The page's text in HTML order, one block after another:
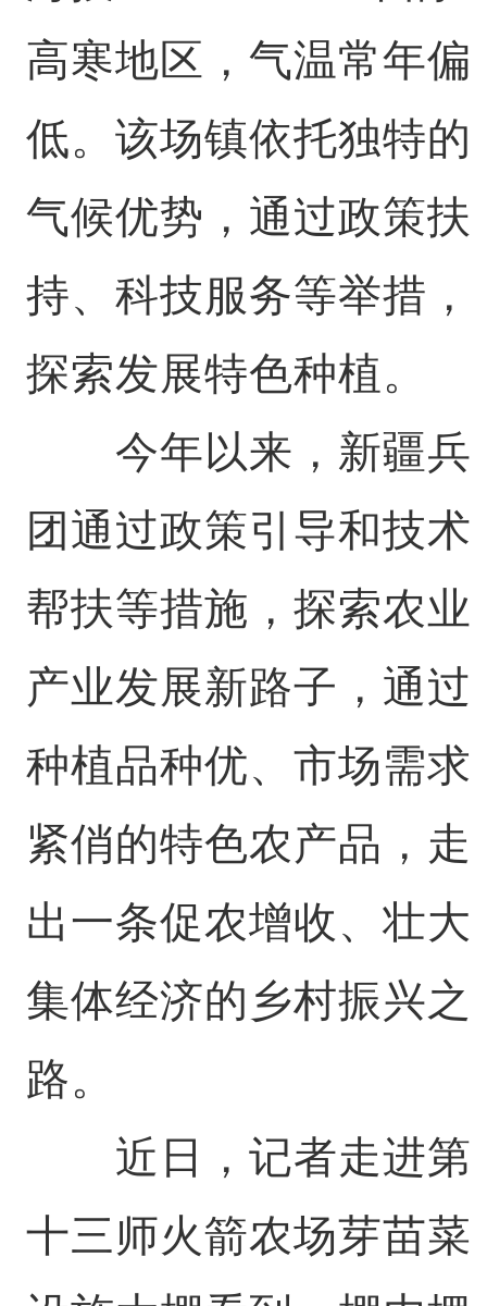
高寒地区，气温常年偏
低。该场镇依托独特的
气候优势，通过政策扶
持、科技服务等举措，
探索发展特色种植。
今年以来，新疆兵
团通过政策引导和技术
帮扶等措施，探索农业
产业发展新路子，通过
种植品种优、市场需求
紧俏的特色农产品，走
出一条促农增收、壮大
集体经济的乡村振兴之
路。
近日，记者走进第
十三师火箭农场芽苗菜